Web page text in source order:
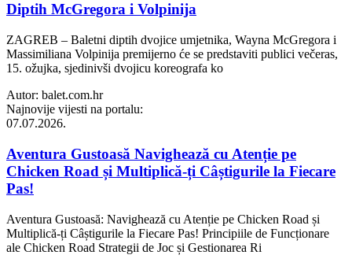
Diptih McGregora i Volpinija
ZAGREB – Baletni diptih dvojice umjetnika, Wayna McGregora i
Massimiliana Volpinija premijerno će se predstaviti publici večeras,
15. ožujka, sjedinivši dvojicu koreografa ko
Autor: balet.com.hr
Najnovije vijesti na portalu:
07.07.2026.
Aventura Gustoasă Navighează cu Atenție pe
Chicken Road și Multiplică-ți Câștigurile la Fiecare
Pas!
Aventura Gustoasă: Navighează cu Atenție pe Chicken Road și
Multiplică-ți Câștigurile la Fiecare Pas! Principiile de Funcționare
ale Chicken Road Strategii de Joc și Gestionarea Ri